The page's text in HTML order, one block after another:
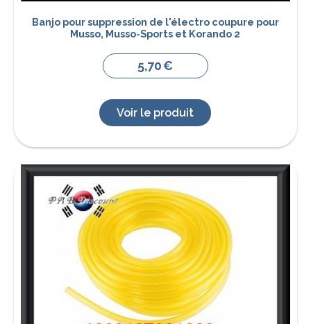
Banjo pour suppression de l'électro coupure pour
Musso, Musso-Sports et Korando 2
5,70€
Voir le produit